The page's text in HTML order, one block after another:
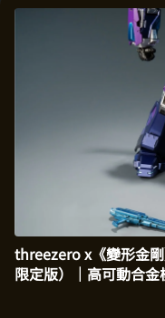
threezero x《變形金
限定版）｜高可動合金